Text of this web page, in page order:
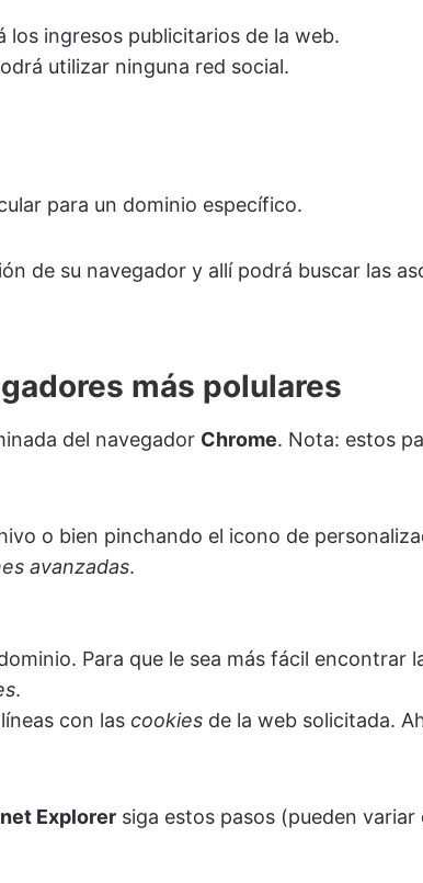
ingresos publicitarios de la web.
utilizar ninguna red social.
para un dominio específico.
de su navegador y allí podrá buscar las
más polulares
del navegador Chrome. Nota: estos
o bien pinchando el icono de
avanzadas.
Para que le sea más fácil encontrar
.
con las cookies de la web solicitada.
Explorer siga estos pasos (pueden